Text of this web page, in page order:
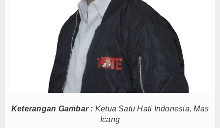
Bupati Barito Utara Hadiri Rakor Pemerintahan
Kaji Tiru ke Bantul, Pemkab Barito Utara Dalami
Anto Febrianto Tantang Pemuda Majalengka :
Interupsi PDIP Warnai Paripurna APBD
Bupati Majalengka Beberkan Hasil Paripurna
APBD Majalengka 2026 Naik Jadi Rp 3,14 Triliun,
Persib Gagal Juara, Ateng Sutisna Ajak
Menteri UMKM Dorong APPI Perkuat Pasar
Keterangan Gambar : Ketua Satu Hati Indonesia, Mas
Icang